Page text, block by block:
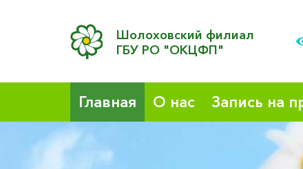
Шолоховский филиал
ГБУ РО "ОКЦФП"
Главная О нас Запись на